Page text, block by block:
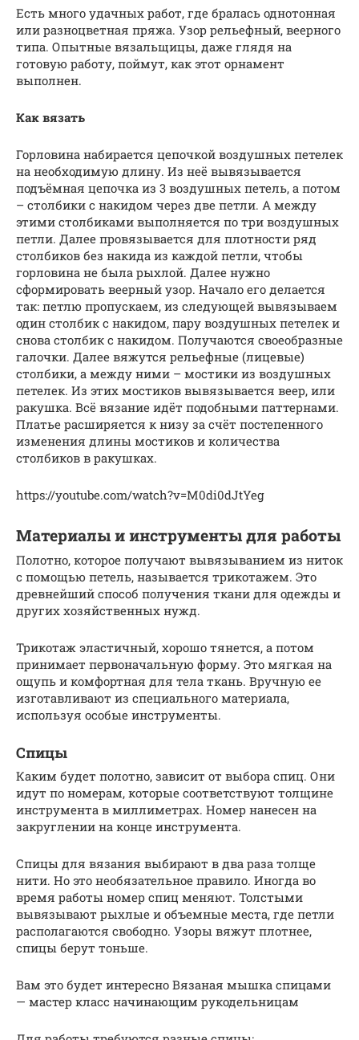
Есть много удачных работ, где бралась однотонная
или разноцветная пряжа. Узор рельефный, веерного
типа. Опытные вязальщицы, даже глядя на
готовую работу, поймут, как этот орнамент
выполнен.
Как вязать
Горловина набирается цепочкой воздушных петелек
на необходимую длину. Из неё вывязывается
подъёмная цепочка из 3 воздушных петель, а потом
– столбики с накидом через две петли. А между
этими столбиками выполняется по три воздушных
петли. Далее провязывается для плотности ряд
столбиков без накида из каждой петли, чтобы
горловина не была рыхлой. Далее нужно
сформировать веерный узор. Начало его делается
так: петлю пропускаем, из следующей вывязываем
один столбик с накидом, пару воздушных петелек и
снова столбик с накидом. Получаются своеобразные
галочки. Далее вяжутся рельефные (лицевые)
столбики, а между ними – мостики из воздушных
петелек. Из этих мостиков вывязывается веер, или
ракушка. Всё вязание идёт подобными паттернами.
Платье расширяется к низу за счёт постепенного
изменения длины мостиков и количества
столбиков в ракушках.
https://youtube.com/watch?v=M0di0dJtYeg
Материалы и инструменты для работы
Полотно, которое получают вывязыванием из ниток
с помощью петель, называется трикотажем. Это
древнейший способ получения ткани для одежды и
других хозяйственных нужд.
Трикотаж эластичный, хорошо тянется, а потом
принимает первоначальную форму. Это мягкая на
ощупь и комфортная для тела ткань. Вручную ее
изготавливают из специального материала,
используя особые инструменты.
Спицы
Каким будет полотно, зависит от выбора спиц. Они
идут по номерам, которые соответствуют толщине
инструмента в миллиметрах. Номер нанесен на
закруглении на конце инструмента.
Спицы для вязания выбирают в два раза толще
нити. Но это необязательное правило. Иногда во
время работы номер спиц меняют. Толстыми
вывязывают рыхлые и объемные места, где петли
располагаются свободно. Узоры вяжут плотнее,
спицы берут тоньше.
Вам это будет интересно Вязаная мышка спицами
— мастер класс начинающим рукодельницам